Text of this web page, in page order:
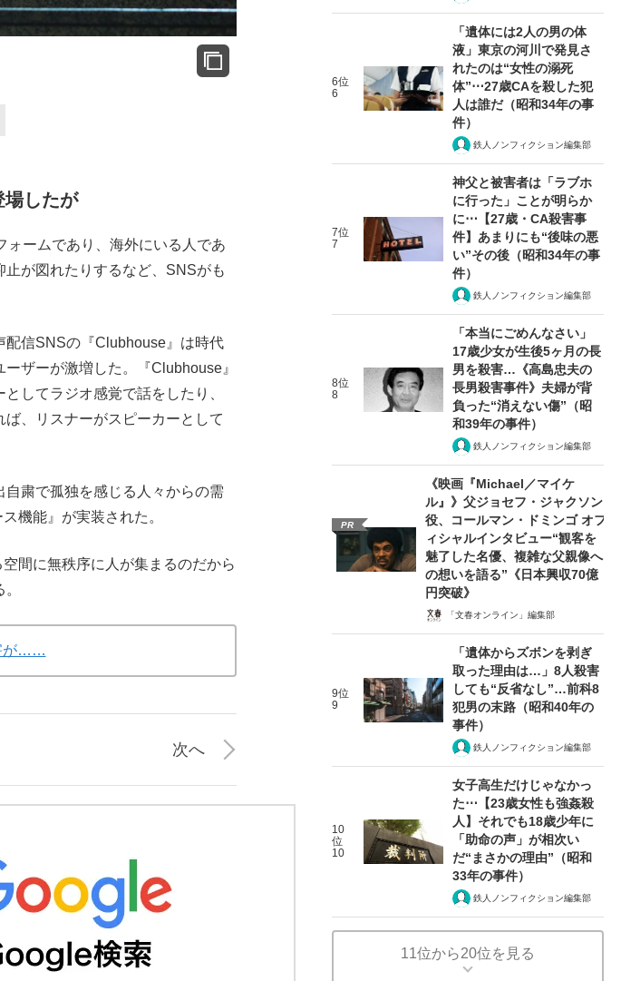
場したが
ームであり、海外にいる人であ
が図れたりするなど、SNSがも
信SNSの『Clubhouse』は時代
ザーが激増した。『Clubhouse』
してラジオ感覚で話をしたり、
、リスナーがスピーカーとして
粛で孤独を感じる人々からの需
機能』が実装された。
間に無秩序に人が集まるのだから
が……
次へ
6位
6
「遺体には2人の男の体
液」東京の河川で発見さ
れたのは“女性の溺死
体”⋯27歳CAを殺した犯
人は誰だ（昭和34年の事
件）
鉄人ノンフィクション編集部
7位
7
神父と被害者は「ラブホ
に行った」ことが明らか
に⋯【27歳・CA殺害事
件】あまりにも“後味の悪
い”その後（昭和34年の事
件）
鉄人ノンフィクション編集部
8位
8
「本当にごめんなさい」
17歳少女が生後5ヶ月の長
男を殺害…《高島忠夫の
長男殺害事件》夫婦が背
負った“消えない傷”（昭
和39年の事件）
鉄人ノンフィクション編集部
PR
《映画『Michael／マイケ
ル』》父ジョセフ・ジャクソン
役、コールマン・ドミンゴ オフ
ィシャルインタビュー“観客を
魅了した名優、複雑な父親像へ
の想いを語る”《日本興収70億
円突破》
「文春オンライン」編集部
9位
9
「遺体からズボンを剥ぎ
取った理由は…」8人殺害
しても“反省なし”…前科8
犯男の末路（昭和40年の
事件）
鉄人ノンフィクション編集部
10
位
10
女子高生だけじゃなかっ
た⋯【23歳女性も強姦殺
人】それでも18歳少年に
「助命の声」が相次い
だ“まさかの理由”（昭和
33年の事件）
鉄人ノンフィクション編集部
11位から20位を見る